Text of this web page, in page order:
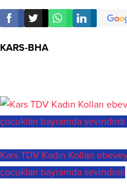
KARS-BHA
Kars TDV Kadın Kolları
çocukları bayramda sevindirdi